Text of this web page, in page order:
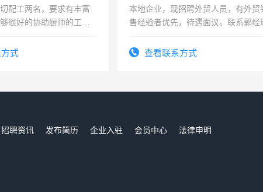
配工两名，要求有丰富
很好的协助厨师的工
式
本地企业，现招聘外贸人员，有外贸
售经验者优先，待遇面议。联系郭经
查看联系方式
招聘资讯 发布简历 企业入驻 会员中心
法律申明